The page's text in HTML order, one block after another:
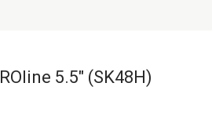
5.5" (SK48Н)